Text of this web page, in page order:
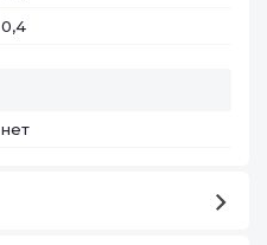
0,4
нет